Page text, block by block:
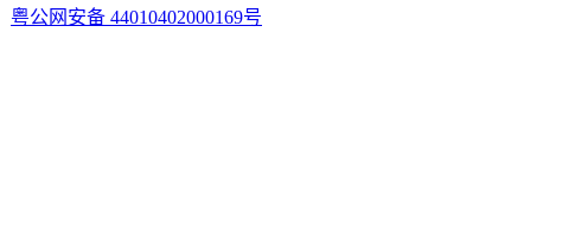
粤公网安备 44010402000169号